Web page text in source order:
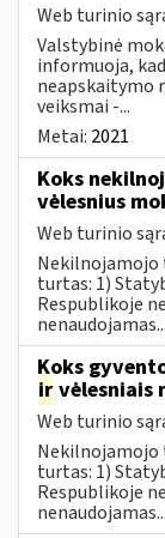
Web turinio
Valstybinė
informuoja,
neapskaitymo
veiksmai -...
Metai: 2021
Koks
vėlesnius
Web turinio
Nekilnojamojo
turtas: 1)
Respublikoje
nenaudojamas...
Koks
ir vėlesniais
Web turinio
Nekilnojamojo
turtas: 1)
Respublikoje
nenaudojamas...